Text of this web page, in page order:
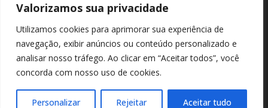
Valorizamos sua privacidade
Utilizamos cookies para aprimorar sua experiência de
navegação, exibir anúncios ou conteúdo personalizado e
analisar nosso tráfego. Ao clicar em “Aceitar todos”, você
concorda com nosso uso de cookies.
Personalizar Rejeitar Aceitar tudo
SOLUÇÕES DIGITAIS |
CRIAÇÃO DE SITES